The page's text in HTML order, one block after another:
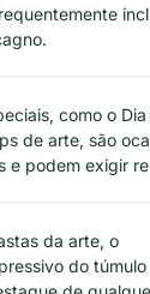
como o
de arte, são
e podem exigir
da arte, o
do túmulo